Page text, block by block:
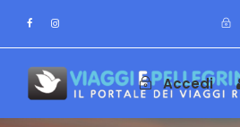
Accedi